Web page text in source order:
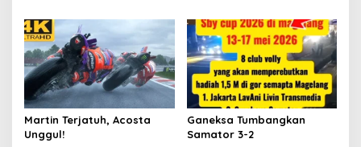
Martin Terjatuh, Acosta
Unggul!
Ganeksa Tumbangkan
Samator 3-2